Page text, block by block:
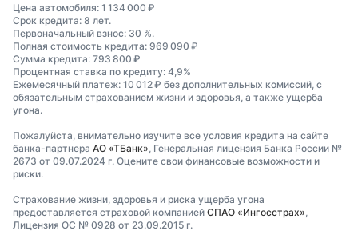
Цена автомобиля: 1 134 000 ₽
Срок кредита: 8 лет.
Первоначальный взнос: 30 %.
Полная стоимость кредита: 969 090 ₽
Сумма кредита: 793 800 ₽
Процентная ставка по кредиту: 4,9%
Ежемесячный платеж: 10 012 ₽ без дополнительных комиссий, с
обязательным страхованием жизни и здоровья, а также ущерба
угона.
Пожалуйста, внимательно изучите все условия кредита на сайте
банка-партнера АО «ТБанк» , Генеральная лицензия Банка России №
2673 от 09.07.2024 г. Оцените свои финансовые возможности и
риски.
Страхование жизни, здоровья и риска ущерба угона
предоставляется страховой компанией СПАО «Ингосстрах»
Лицензия ОС № 0928 от 23.09.2015 г.